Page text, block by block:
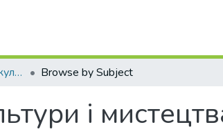
Сучасні дослідження культури і мистецтва Browse by Subject
і